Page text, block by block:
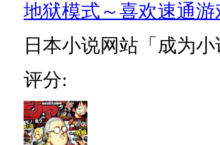
地狱模式～喜欢速通
日本小说网站「成为
评分: